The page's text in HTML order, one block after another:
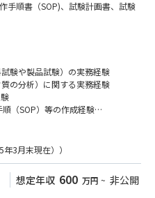
給を実現しています。
させ、確実なオペレーションとし
。
順書（SOP)、試験計画書、試験
管理、OOS）の作成
験、工程管理試験、出荷試験、
験方法の確立及び検証（バリデー
験や製品試験）の実務経験
の分析）に関する実務経験
（SOP）等の作成経験
析機器の操作又は管理（点検
い
3月末現在））
想定年収 600 万円 ~ 非公開